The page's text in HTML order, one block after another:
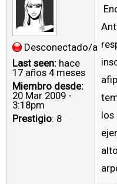
Desconectado/a
Last seen: hace
17 años 4 meses
Miembro desde:
20 Mar 2009 -
3:18pm
Prestigio: 8
los